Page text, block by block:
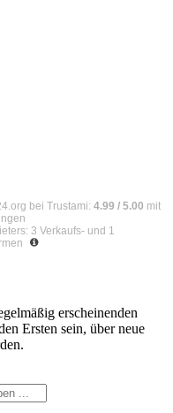
bei Trustami: 4.99 / 5.00 mit
3 Verkaufs- und 1
erscheinenden
Ersten sein, über neue